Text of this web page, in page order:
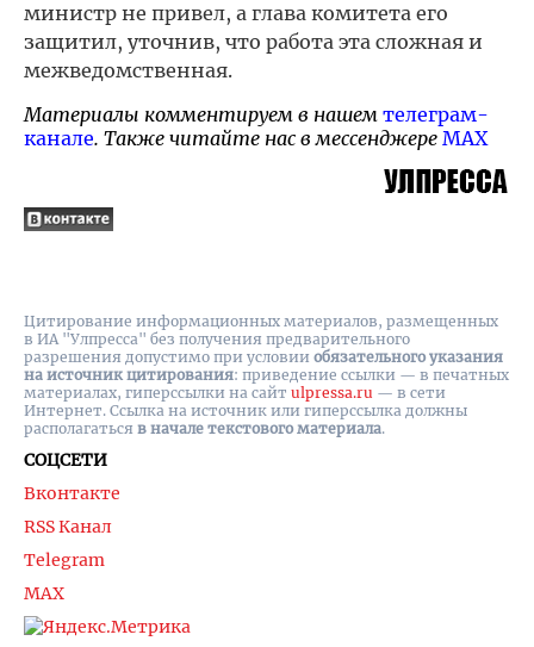
министр не привел, а глава комитета его
защитил, уточнив, что работа эта сложная и
межведомственная.
Материалы комментируем в нашем телеграм-
канале. Также читайте нас в мессенджере MAX
СОЦСЕТИ
Вконтакте
RSS Канал
Telegram
MAX
Цитирование информационных материалов, размещенных
в ИА "Улпресса" без получения предварительного
разрешения допустимо при условии обязательного указания
на источник цитирования: приведение ссылки — в печатных
материалах, гиперссылки на cайт ulpressa.ru — в сети
Интернет. Ссылка на источник или гиперссылка должны
располагаться в начале текстового материала.